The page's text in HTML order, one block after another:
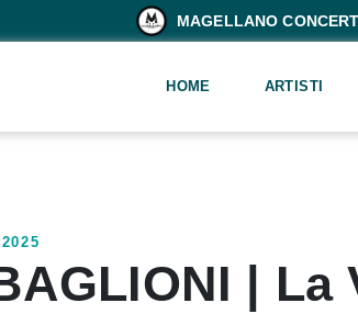
MAGELLANO
HOME ARTISTI
| La